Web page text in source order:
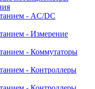
- AC/DC
- Измерение
- Коммутаторы
- Контроллеры